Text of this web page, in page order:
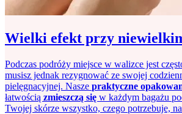
Wielki efekt przy
Podczas podróży miejsce w walizce jest
musisz jednak rezygnować ze swojej
pielęgnacyjnej. Nasze praktyczne
łatwością zmieszczą się w każdym bagażu
Twojej skórze wszystko, czego potrzebuje,